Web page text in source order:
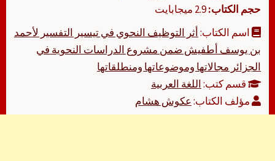
حجم الكتاب:2.9 ميجابايت
اسم الكتاب:أثر التوظيف النحوي في تيسير التفسير لأحمد
بن يوسف أطفيش ضمن مشروع الدراسات النحوية في
الجزائر مجالاتها وموضوعاتها ومنطلقاتها
قسم كتب:اللغة العربية
مؤلف الكتاب:عكوش هشام